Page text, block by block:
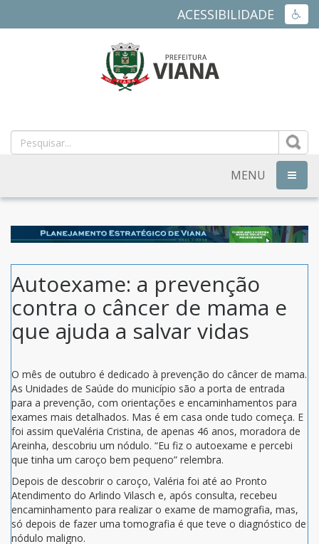
ACESSIBILIDADE
MUNICIPAL
DE
VIANA
ES
MENU
Autoexame: a prevenção
contra o câncer de mama e
que ajuda a salvar vidas
O mês de outubro é dedicado à prevenção do câncer de mama.
As Unidades de Saúde do município são a porta de entrada
para a prevenção, com orientações e encaminhamentos para
exames mais detalhados. Mas é em casa onde tudo começa. E
foi assim queValéria Cristina, de apenas 46 anos, moradora de
Areinha, descobriu um nódulo. “Eu fiz o autoexame e percebi
que tinha um caroço bem pequeno” relembra.
Depois de descobrir o caroço, Valéria foi até ao Pronto
Atendimento do Arlindo Vilasch e, após consulta, recebeu
encaminhamento para realizar o exame de mamografia, mas,
só depois de fazer uma tomografia é que teve o diagnóstico de
nódulo maligno.